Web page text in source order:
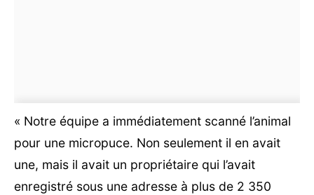
« Notre équipe a immédiatement scanné l’animal
pour une micropuce. Non seulement il en avait
une, mais il avait un propriétaire qui l’avait
enregistré sous une adresse à plus de 2 350